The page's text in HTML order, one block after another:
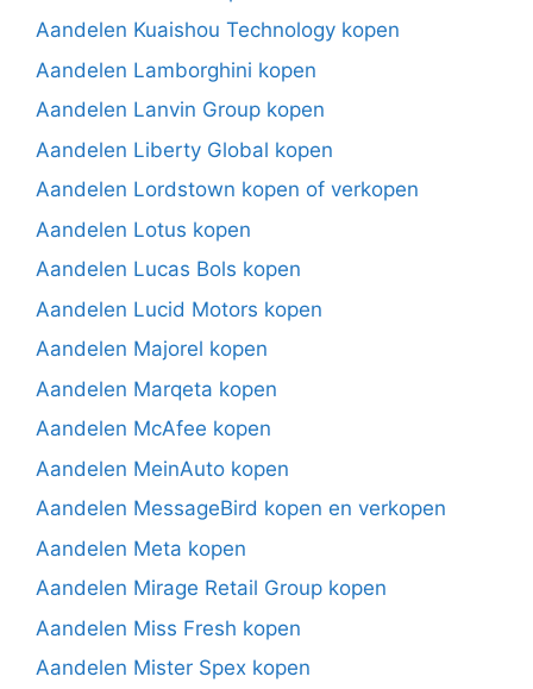
Aandelen Kuaishou Technology kopen
Aandelen Lamborghini kopen
Aandelen Lanvin Group kopen
Aandelen Liberty Global kopen
Aandelen Lordstown kopen of verkopen
Aandelen Lotus kopen
Aandelen Lucas Bols kopen
Aandelen Lucid Motors kopen
Aandelen Majorel kopen
Aandelen Marqeta kopen
Aandelen McAfee kopen
Aandelen MeinAuto kopen
Aandelen MessageBird kopen en verkopen
Aandelen Meta kopen
Aandelen Mirage Retail Group kopen
Aandelen Miss Fresh kopen
Aandelen Mister Spex kopen